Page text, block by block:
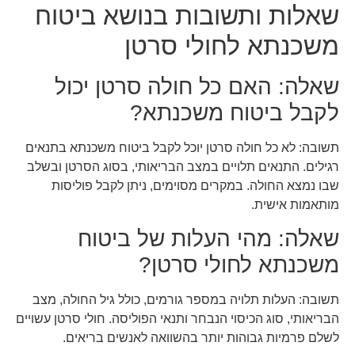
שאלות ותשובות בנושא ביטוח
משכנתא לחולי סרטן
שאלה: האם כל חולה סרטן יכול
לקבל ביטוח משכנתא?
תשובה: לא כל חולה סרטן יוכל לקבל ביטוח משכנתא בתנאים
רגילים. התנאים תלויים במצב הבריאותי, בסוג הסרטן ובשלב
שבו נמצא החולה. במקרים מסוימים, ניתן לקבל פוליסות
מותאמות אישית.
שאלה: מהי העלות של ביטוח
משכנתא לחולי סרטן?
תשובה: העלות תלויה במספר גורמים, כולל גיל החולה, מצב
הבריאותי, סוג הכיסוי הנבחר ותנאי הפוליסה. חולי סרטן עשויים
לשלם פרמיות גבוהות יותר בהשוואה לאנשים בריאים.